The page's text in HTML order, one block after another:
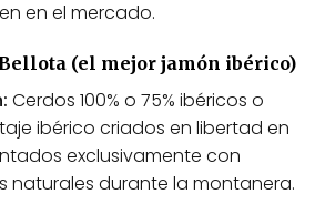
en el mercado.
(el mejor jamón ibérico)
Cerdos 100% o 75% ibéricos o
ibérico criados en libertad en
exclusivamente con
naturales durante la montanera.